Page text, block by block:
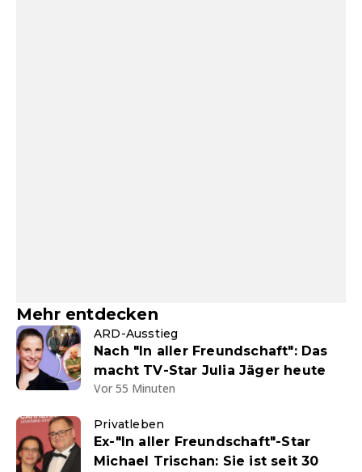
Mehr entdecken
ARD-Ausstieg
Nach "In aller Freundschaft": Das
macht TV-Star Julia Jäger heute
Vor 55 Minuten
Privatleben
Ex-"In aller Freundschaft"-Star
Michael Trischan: Sie ist seit 30